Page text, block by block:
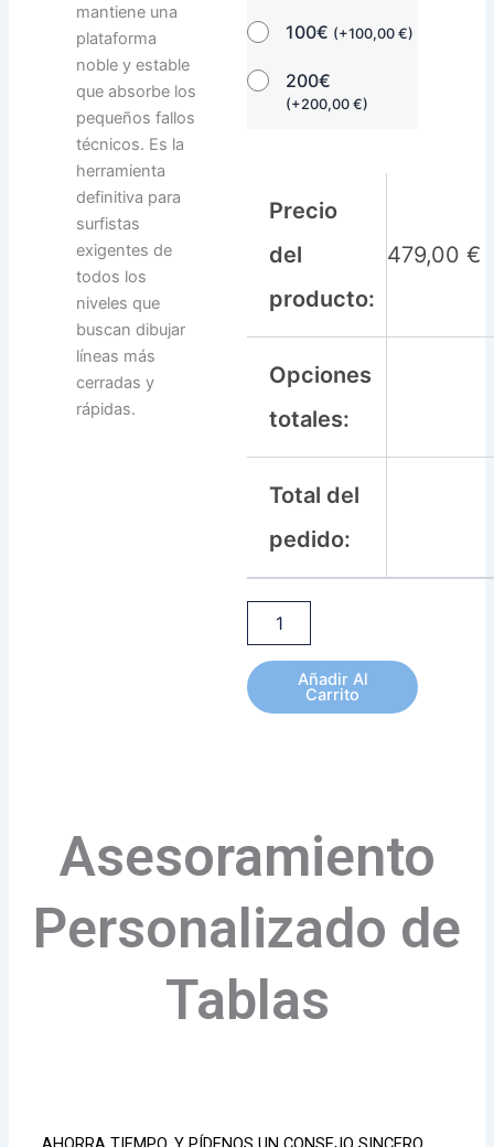
100€ (+100,00€)
200€
(+200,00€)
Precio
del
producto:
479,00€
Opciones
totales:
Total del
pedido:
Añadir Al
Carrito
mantiene una
plataforma
noble y estable
que absorbe los
pequeños fallos
técnicos. Es la
herramienta
definitiva para
surfistas
exigentes de
todos los
niveles que
buscan dibujar
líneas más
cerradas y
rápidas.
Asesoramiento
Personalizado de
Tablas